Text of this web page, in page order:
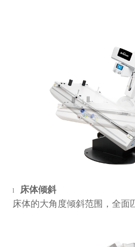
l
床体倾斜
床体的大角度倾斜范围，全面